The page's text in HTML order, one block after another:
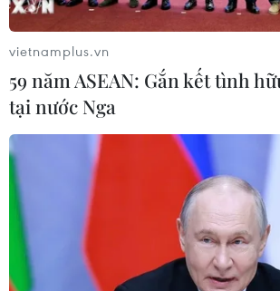
Nam Định: Bắt hai đối tượng
lượng lớn ma túy
vietnamplus.vn
59 năm ASEAN: Gắn kết tình
tại nước Nga